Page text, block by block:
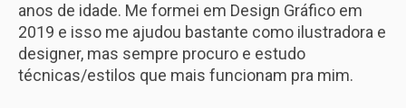
anos de idade. Me formei em Design Gráfico em
2019 e isso me ajudou bastante como ilustradora e
designer, mas sempre procuro e estudo
técnicas/estilos que mais funcionam pra mim.